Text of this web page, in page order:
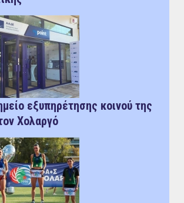
εξυπηρέτησης κοινού της
Χολαργό